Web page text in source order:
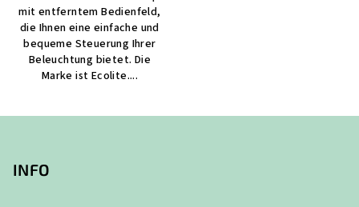
mit entferntem Bedienfeld,
die Ihnen eine einfache und
bequeme Steuerung Ihrer
Beleuchtung bietet. Die
Marke ist Ecolite....
INFO